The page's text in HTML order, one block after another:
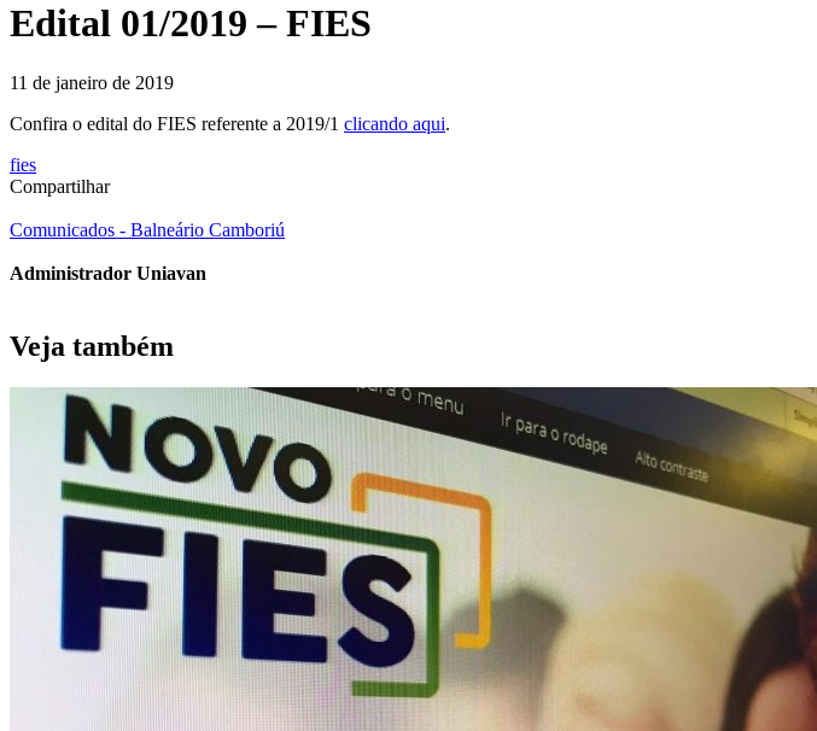
Edital 01/2019 – FIES
11 de janeiro de 2019
Confira o edital do FIES referente a 2019/1 clicando aqui.
fies
Compartilhar
Comunicados - Balneário Camboriú
Administrador Uniavan
Veja também